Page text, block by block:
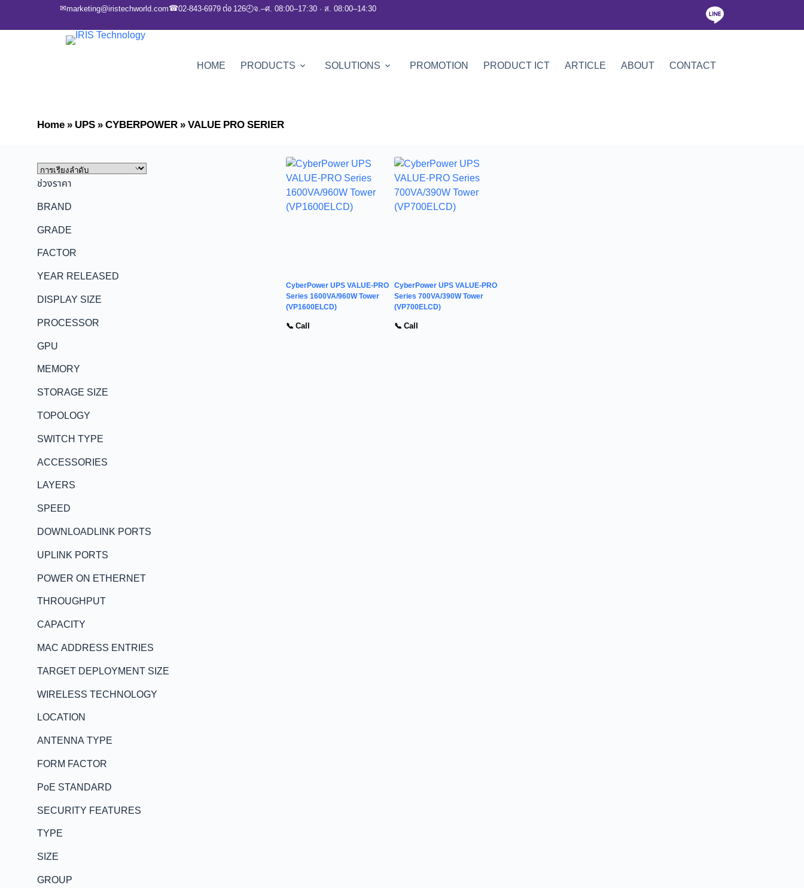
✉marketing@iristechworld.com☎02-843-6979 ต่อ 126🕘จ.–ศ. 08:00–17:30 · ส. 08:00–14:30
HOME PRODUCTS SOLUTIONS PROMOTION PRODUCT ICT ARTICLE ABOUT CONTACT
Home»UPS»CYBERPOWER»VALUE PRO SERIER
ช่วงราคา
BRAND
GRADE
FACTOR
YEAR RELEASED
DISPLAY SIZE
PROCESSOR
GPU
MEMORY
STORAGE SIZE
TOPOLOGY
SWITCH TYPE
ACCESSORIES
LAYERS
SPEED
DOWNLOADLINK PORTS
UPLINK PORTS
POWER ON ETHERNET
THROUGHPUT
CAPACITY
MAC ADDRESS ENTRIES
TARGET DEPLOYMENT SIZE
WIRELESS TECHNOLOGY
LOCATION
ANTENNA TYPE
FORM FACTOR
PoE STANDARD
SECURITY FEATURES
TYPE
SIZE
GROUP
CyberPower UPS VALUE-PRO
Series 1600VA/960W Tower
(VP1600ELCD)
📞 Call
CyberPower UPS VALUE-PRO
Series 700VA/390W Tower
(VP700ELCD)
📞 Call